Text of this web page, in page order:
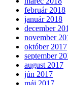
február 2018
január 2018
december
november
október 2017
september
august 2017
jún 2017